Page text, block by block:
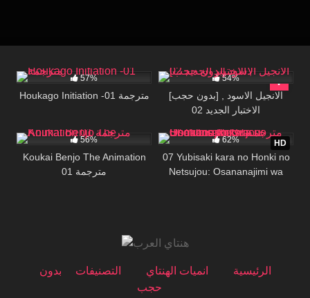
57%
Houkago Initiation -01 مترجمة
54%
[بدون حجب] الانجيل الاسود ,
الاختبار الجديد 02
56%
Koukai Benjo The Animation
01 مترجمة
HD
62%
07 Yubisaki kara no Honki no
Netsujou: Osananajimi wa
الرئيسية انميات الهنتاي التصنيفات
بدون
حجب